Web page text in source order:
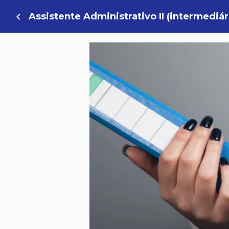
navigate_before Assistente Administrativo II